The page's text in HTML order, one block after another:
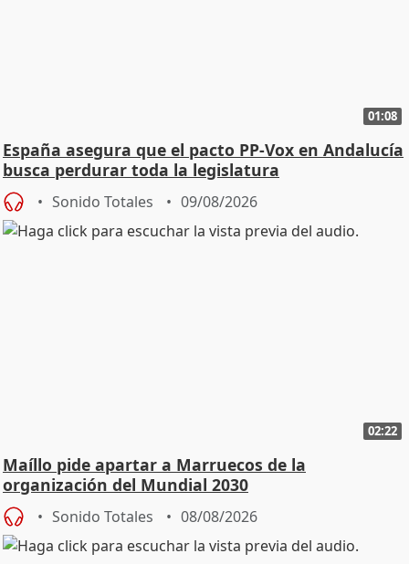
01:08
España asegura que el pacto PP-Vox en Andalucía
busca perdurar toda la legislatura
Sonido Totales 09/08/2026
02:22
Maíllo pide apartar a Marruecos de la
organización del Mundial 2030
Sonido Totales 08/08/2026